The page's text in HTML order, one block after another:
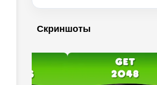
Скриншоты